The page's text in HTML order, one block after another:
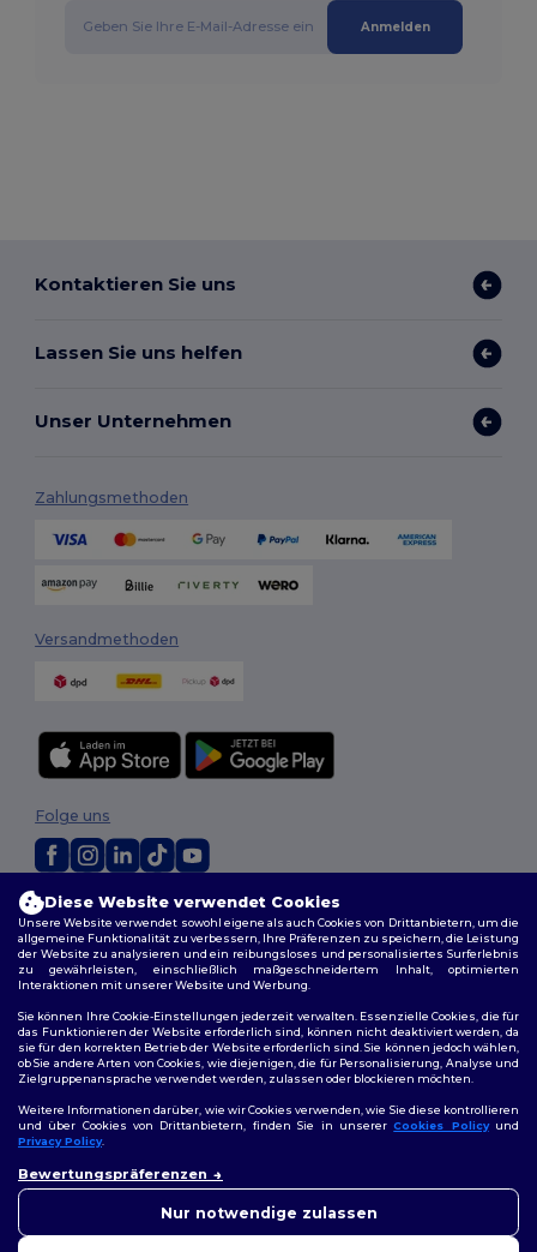
Anmelden
Kontaktieren Sie uns
Lassen Sie uns helfen
Unser Unternehmen
Zahlungsmethoden
Versandmethoden
2026. Alle Rechte vorbehalten
Allgemeine Geschäftsbedingungen |Personalisierungsrichtlinien|
Datenschutzbestimmungen| Cookie-Richtlinie|Site Map
Folge uns
Stuttgart | Düsseldorf| Bremen
Diese Website verwendet Cookies
Unsere Website verwendet sowohl eigene als auch Cookies von Drittanbietern, um die
allgemeine Funktionalität zu verbessern, Ihre Präferenzen zu speichern, die Leistung
der Website zu analysieren und ein reibungsloses und personalisiertes Surferlebnis
zu gewährleisten, einschließlich maßgeschneidertem Inhalt, optimierten
Interaktionen mit unserer Website und Werbung.
Sie können Ihre Cookie-Einstellungen jederzeit verwalten. Essenzielle Cookies, die für
das Funktionieren der Website erforderlich sind, können nicht deaktiviert werden, da
sie für den korrekten Betrieb der Website erforderlich sind. Sie können jedoch wählen,
ob Sie andere Arten von Cookies, wie diejenigen, die für Personalisierung, Analyse und
Zielgruppenansprache verwendet werden, zulassen oder blockieren möchten.
Weitere Informationen darüber, wie wir Cookies verwenden, wie Sie diese kontrollieren
und über Cookies von Drittanbietern, finden Sie in unsererCookies Policyund
Privacy Policy.
Bewertungspräferenzen
Nur notwendige zulassen
uns jederzeit kontaktieren.